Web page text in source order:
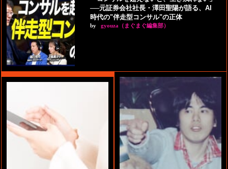
──元証券会社社長・澤田聖陽が語る、AI
時代の"伴走型コンサル"の正体
by gyouza（まぐまぐ編集部）